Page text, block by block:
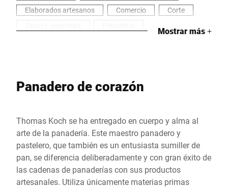
Elaborados artesanos
Comercio
Corte
Mostrar más+
Panadero de corazón
Thomas Koch se ha entregado en cuerpo y alma al
arte de la panadería. Este maestro panadero y
pastelero, que también es un entusiasta sumiller de
pan, se diferencia deliberadamente y con gran éxito de
las cadenas de panaderías con sus productos
artesanales. Utiliza únicamente materias primas